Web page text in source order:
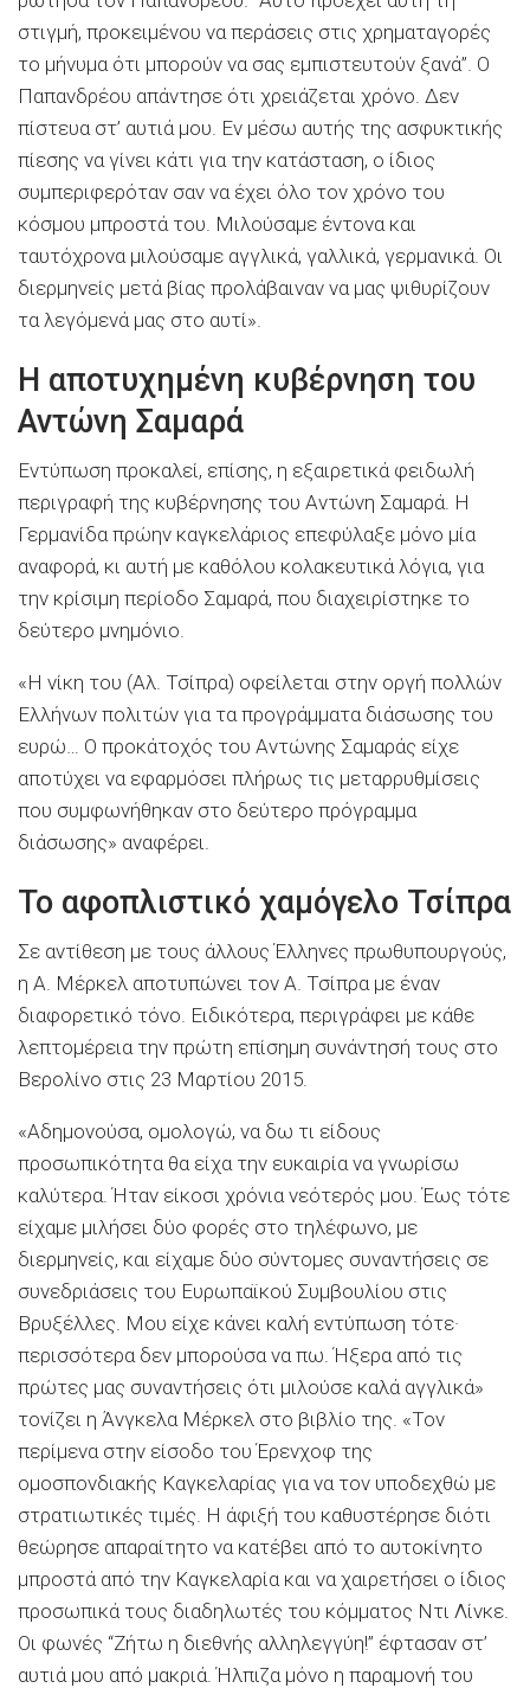
στιγμή, προκειμένου να περάσεις στις χρηματαγορές
το μήνυμα ότι μπορούν να σας εμπιστευτούν ξανά”. Ο
Παπανδρέου απάντησε ότι χρειάζεται χρόνο. Δεν
πίστευα στ’ αυτιά μου. Εν μέσω αυτής της ασφυκτικής
πίεσης να γίνει κάτι για την κατάσταση, ο ίδιος
συμπεριφερόταν σαν να έχει όλο τον χρόνο του
κόσμου μπροστά του. Μιλούσαμε έντονα και
ταυτόχρονα μιλούσαμε αγγλικά, γαλλικά, γερμανικά. Οι
διερμηνείς μετά βίας προλάβαιναν να μας ψιθυρίζουν
τα λεγόμενά μας στο αυτί».
Η αποτυχημένη κυβέρνηση του
Αντώνη Σαμαρά
Εντύπωση προκαλεί, επίσης, η εξαιρετικά φειδωλή
περιγραφή της κυβέρνησης του Αντώνη Σαμαρά. Η
Γερμανίδα πρώην καγκελάριος επεφύλαξε μόνο μία
αναφορά, κι αυτή με καθόλου κολακευτικά λόγια, για
την κρίσιμη περίοδο Σαμαρά, που διαχειρίστηκε το
δεύτερο μνημόνιο.
«Η νίκη του (Αλ. Τσίπρα) οφείλεται στην οργή πολλών
Ελλήνων πολιτών για τα προγράμματα διάσωσης του
ευρώ… Ο προκάτοχός του Αντώνης Σαμαράς είχε
αποτύχει να εφαρμόσει πλήρως τις μεταρρυθμίσεις
που συμφωνήθηκαν στο δεύτερο πρόγραμμα
διάσωσης» αναφέρει.
Το αφοπλιστικό χαμόγελο Τσίπρα
Σε αντίθεση με τους άλλους Έλληνες πρωθυπουργούς,
η Α. Μέρκελ αποτυπώνει τον Α. Τσίπρα με έναν
διαφορετικό τόνο. Ειδικότερα, περιγράφει με κάθε
λεπτομέρεια την πρώτη επίσημη συνάντησή τους στο
Βερολίνο στις 23 Μαρτίου 2015.
«Αδημονούσα, ομολογώ, να δω τι είδους
προσωπικότητα θα είχα την ευκαιρία να γνωρίσω
καλύτερα. Ήταν είκοσι χρόνια νεότερός μου. Έως τότε
είχαμε μιλήσει δύο φορές στο τηλέφωνο, με
διερμηνείς, και είχαμε δύο σύντομες συναντήσεις σε
συνεδριάσεις του Ευρωπαϊκού Συμβουλίου στις
Βρυξέλλες. Μου είχε κάνει καλή εντύπωση τότε·
περισσότερα δεν μπορούσα να πω. Ήξερα από τις
πρώτες μας συναντήσεις ότι μιλούσε καλά αγγλικά»
τονίζει η Άνγκελα Μέρκελ στο βιβλίο της. «Τον
περίμενα στην είσοδο του Έρενχοφ της
ομοσπονδιακής Καγκελαρίας για να τον υποδεχθώ με
στρατιωτικές τιμές. Η άφιξή του καθυστέρησε διότι
θεώρησε απαραίτητο να κατέβει από το αυτοκίνητο
μπροστά από την Καγκελαρία και να χαιρετήσει ο ίδιος
προσωπικά τους διαδηλωτές του κόμματος Ντι Λίνκε.
Οι φωνές “Ζήτω η διεθνής αλληλεγγύη!” έφτασαν στ’
αυτιά μου από μακριά. Ήλπιζα μόνο η παραμονή του